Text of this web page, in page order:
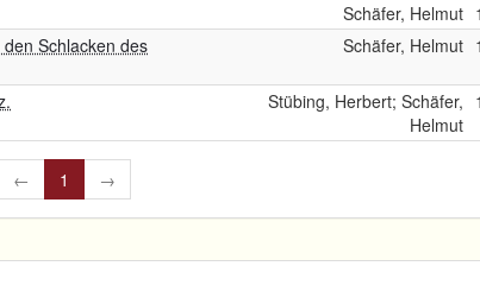
Schäfer, Helmut
Schlacken des
Schäfer, Helmut
Stübing, Herbert; Schäfer,
Helmut
← 1 →